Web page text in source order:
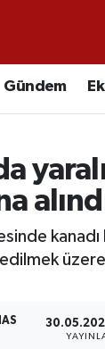
Gündem
kanadı
Haritası
Grup Puan